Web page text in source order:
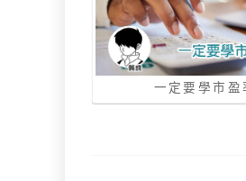
一定要學市盈